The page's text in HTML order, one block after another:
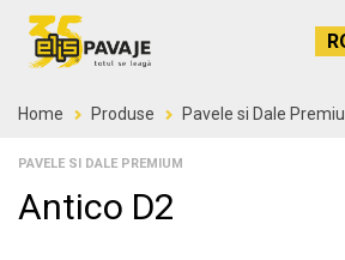
Home Produse Pavele si Dale
PAVELE SI DALE PREMIUM
Antico D2